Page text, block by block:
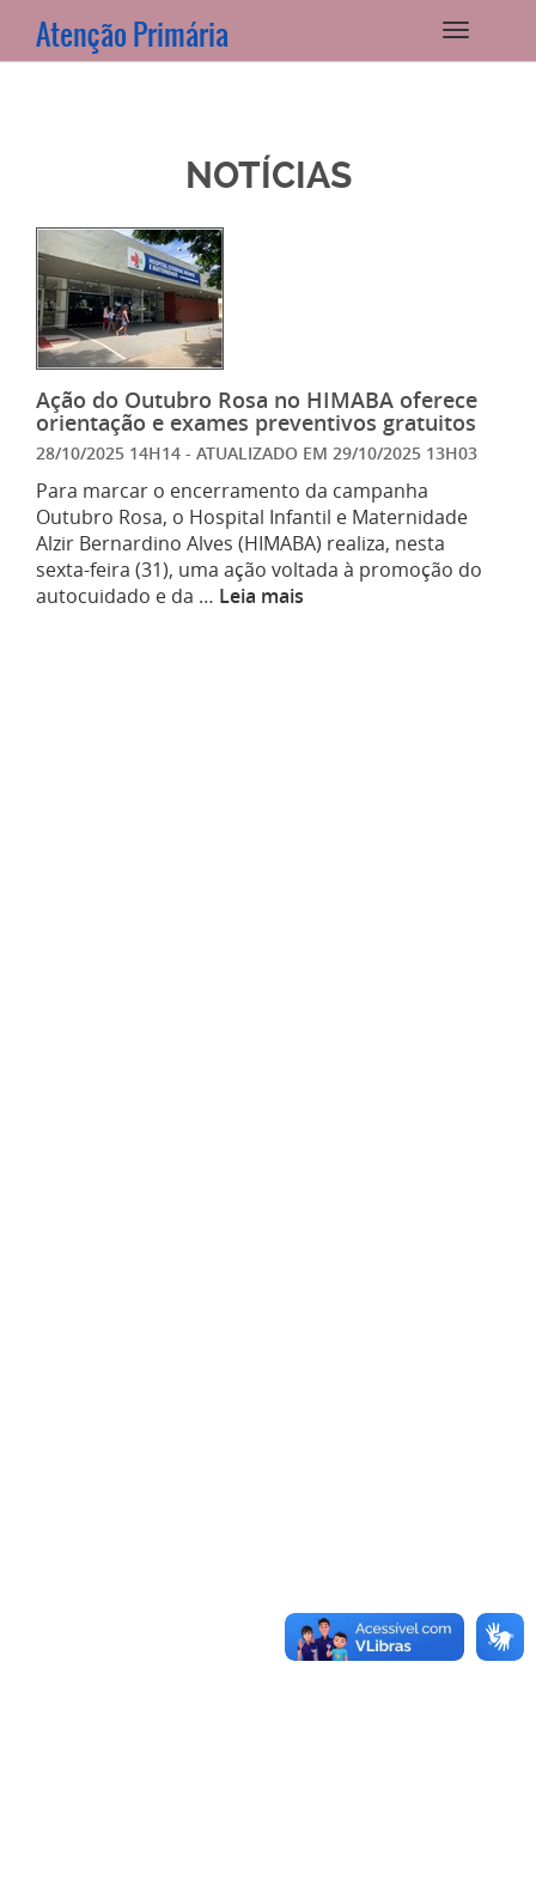
Atenção Primária
NOTÍCIAS
Ação do Outubro Rosa no HIMABA oferece
orientação e exames preventivos gratuitos
28/10/2025 14H14 - ATUALIZADO EM 29/10/2025 13H03
Para marcar o encerramento da campanha
Outubro Rosa, o Hospital Infantil e Maternidade
Alzir Bernardino Alves (HIMABA) realiza, nesta
sexta-feira (31), uma ação voltada à promoção do
autocuidado e da … Leia mais